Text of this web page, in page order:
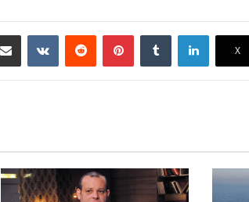
‫X
لينكدإن بينتيريست